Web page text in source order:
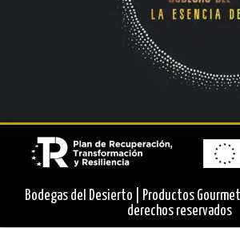
Bodegas del Desierto | Productos
derechos reservados